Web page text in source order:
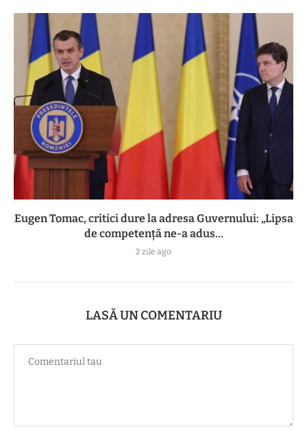
Eugen Tomac, critici dure la adresa Guvernului: „Lipsa
de competență ne-a adus...
2 zile ago
LASĂ UN COMENTARIU